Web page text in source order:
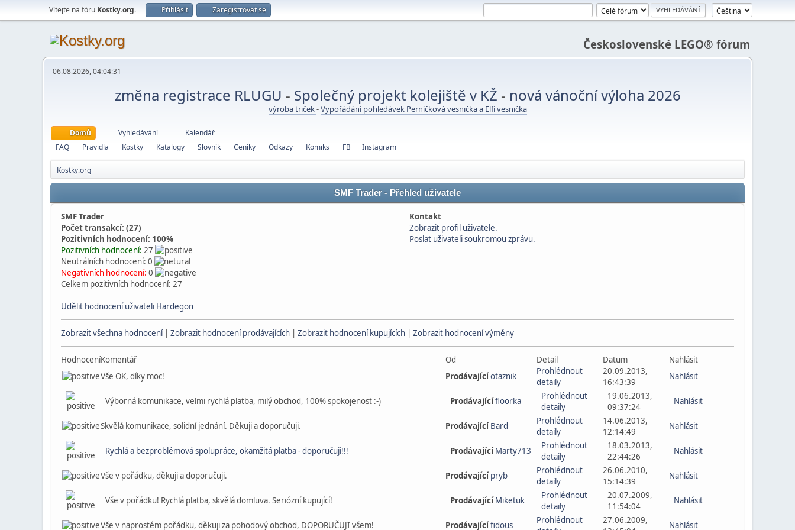
Vítejte na fóru Kostky.org. Přihlásit Zaregistrovat se
Československé LEGO® fórum
06.08.2026, 04:04:31
změna registrace RLUGU - Společný projekt kolejiště v KŽ - nová vánoční výloha 2026
výroba triček-Vypořádání pohledávek Perníčková vesnička a Elfí vesnička
Domů Vyhledávání
Kalendář
FAQ
Pravidla Kostky Katalogy Slovník Ceníky Odkazy Komiks FB Instagram
Kostky.org
SMF Trader - Přehled uživatele
SMF Trader
Kontakt
Počet transakcí: (27)
Zobrazit profil uživatele.
Pozitivních hodnocení: 100%
Poslat uživateli soukromou zprávu.
Pozitivních hodnocení: 27
Neutrálních hodnocení: 0
Negativních hodnocení: 0
Celkem pozitivních hodnocení: 27
Udělit hodnocení uživateli Hardegon
Zobrazit všechna hodnocení| Zobrazit hodnocení prodávajících | Zobrazit hodnocení kupujících | Zobrazit hodnocení výměny
HodnoceníKomentář Od Detail Datum
Nahlásit
Vše OK, díky moc!
Prodávajícíotaznik
Prohlédnout
detaily
20.09.2013,
16:43:39
Nahlásit
Výborná komunikace, velmi rychlá platba, milý obchod, 100% spokojenost :-) Prodávajícífloorka
Prohlédnout
detaily
19.06.2013,
09:37:24
Nahlásit
Skvělá komunikace, solidní jednání. Děkuji a doporučuji. Prodávající Bard
Prohlédnout
detaily
14.06.2013,
12:14:49
Nahlásit
Rychlá a bezproblémová spolupráce, okamžitá platba - doporučuji!!! Prodávající Marty713
Prohlédnout
detaily
18.03.2013,
22:44:26
Nahlásit
Vše v pořádku, děkuji a doporučuji. Prodávající pryb
Prohlédnout
detaily
26.06.2010,
15:14:39
Nahlásit
Vše v pořádku! Rychlá platba, skvělá domluva. Seriózní kupující! Prodávající Miketuk
Prohlédnout
detaily
20.07.2009,
11:54:04
Nahlásit
Vše v naprostém pořádku, děkuji za pohodový obchod, DOPORUČUJI všem! Prodávajícífidous
Prohlédnout
27.06.2009,
Nahlásit